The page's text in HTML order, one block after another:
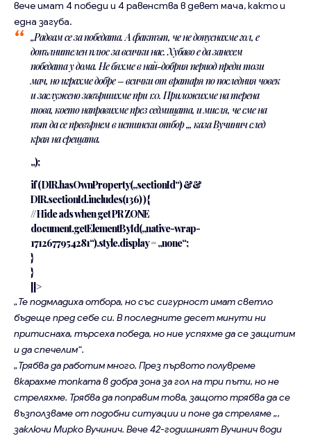
вече имат 4 победи и 4 равенства в девет мача, както и
една загуба.
„Радвам се за победата. А фактът, че не допуснахме гол, е
допълнителен плюс за всички нас. Хубаво е да занесем
победата у дома. Не бяхме в най-добрия период преди този
мач, но играхме добре – всички от вратаря по последния човек
и заслужено завършихме при 1:0. Приложихме на терена
това, което направихме през седмицата, и мисля, че сме на
път да се превърнем в истински отбор „, каза Вучинич след
края на срещата.
„);
if ( DIR.hasOwnProperty(„sectionId“) &&
DIR.sectionId.includes(136) ) {
// Hide ads when get PR ZONE
document.getElementById(„native-wrap-
1712677954281“).style.display = „none“;
}
}
]]>
„Те подмладиха отбора, но със сигурност имат светло
бъдеще пред себе си. В последните десет минути ни
притиснаха, търсеха победа, но ние успяхме да се защитим
и да спечелим“.
„Трябва да работим много. През първото полувреме
вкарахме топката в добра зона за гол на три пъти, но не
стреляхме. Трябва да поправим това, защото трябва да се
възползваме от подобни ситуации и поне да стреляме „,
заключи Мирко Вучинич. Вече 42-годишният Вучинич води